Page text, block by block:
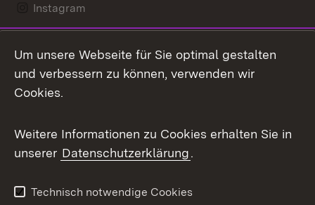
Instagram
Mastodon
Messenger
Social Wall
X / Twitter
Youtube
Um unsere Webseite für Sie optimal gestalten
und verbessern zu können, verwenden wir
Cookies.
Weitere Informationen zu Cookies erhalten Sie in
unserer Datenschutzerklärung.
Technisch notwendige Cookies